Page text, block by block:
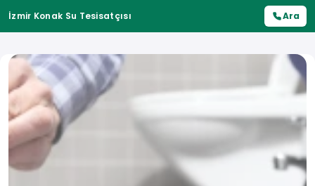
İzmir Konak Su Tesisatçısı Ara